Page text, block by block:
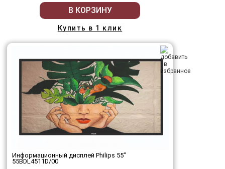
В КОРЗИНУ
Купить в 1 клик
Информационный дисплей Philips 55"
55BDL4511D/00